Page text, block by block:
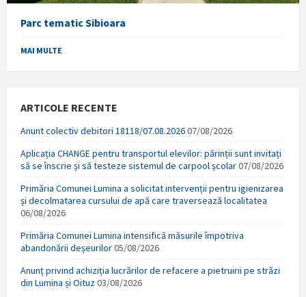
Parc tematic Sibioara
MAI MULTE
ARTICOLE RECENTE
Anunt colectiv debitori 18118/07.08.202607/08/2026
Aplicația CHANGE pentru transportul elevilor: părinții sunt invitați
să se înscrie și să testeze sistemul de carpool școlar07/08/2026
Primăria Comunei Lumina a solicitat intervenții pentru igienizarea
și decolmatarea cursului de apă care traversează localitatea
06/08/2026
Primăria Comunei Lumina intensifică măsurile împotriva
abandonării deșeurilor05/08/2026
Anunț privind achiziția lucrărilor de refacere a pietruirii pe străzi
din Lumina și Oituz03/08/2026